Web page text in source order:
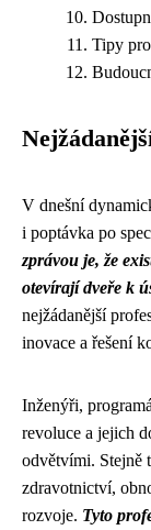
Tipy
V dnešní
i poptávka po
zprávou je, že
otevírají dveře k
nejžádanější
inovace a řešení
Inženýři,
revoluce a jejich
odvětvími. Stejně
zdravotnictví,
rozvoje. Tyto